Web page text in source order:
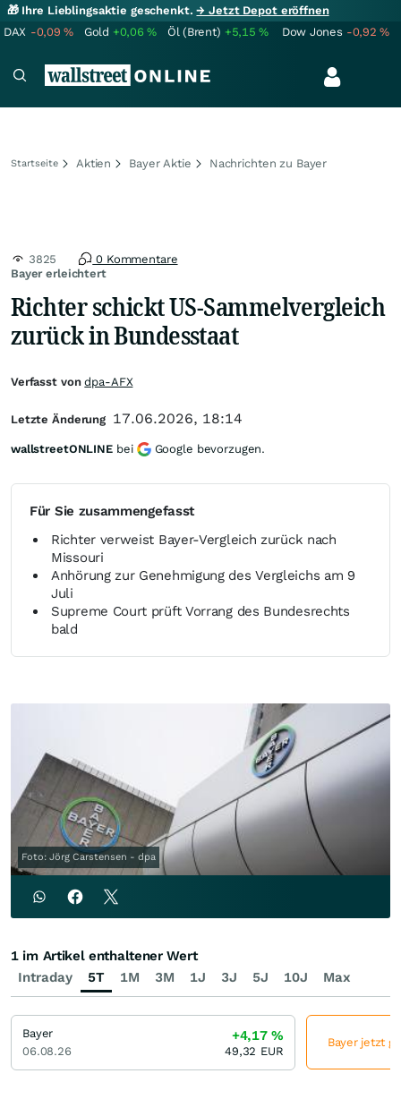
🎁 Ihre Lieblingsaktie geschenkt.→ Jetzt Depot eröffnen
DAX -0,09% Gold +0,06% Öl (Brent) +5,15% Dow Jones -0,92%
Startseite Aktien Bayer Aktie Nachrichten zu Bayer
Bayer erleichtert
3825 0 Kommentare
Richter schickt US-Sammelvergleich
zurück in Bundesstaat
Für Sie zusammengefasst
Richter verweist Bayer-Vergleich zurück nach
Missouri
Anhörung zur Genehmigung des Vergleichs am 9
Juli
Supreme Court prüft Vorrang des Bundesrechts
bald
Foto: Jörg Carstensen - dpa
Verfasst vondpa-AFX
Letzte Änderung 17.06.2026, 18:14
wallstreetONLINE bei Google bevorzugen.
Intraday 5T 1M 3M 1J 3J 5J 10J Max
1 im Artikel enthaltener Wert
Bayer
06.08.26
+4,17%
49,32 EUR
Bayer jetzt